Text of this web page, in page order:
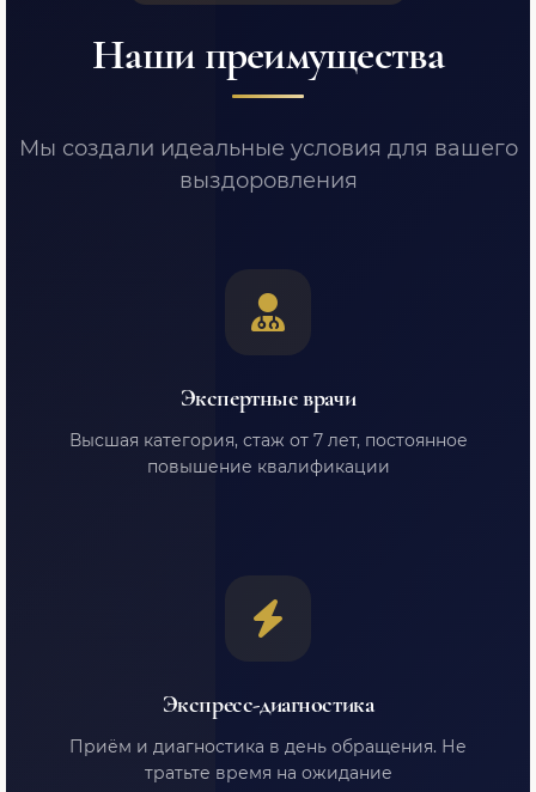
Наши преимущества
Мы создали идеальные условия для вашего
выздоровления
Экспертные врачи
Высшая категория, стаж от 7 лет, постоянное
повышение квалификации
Экспресс-диагностика
Приём и диагностика в день обращения. Не
тратьте время на ожидание